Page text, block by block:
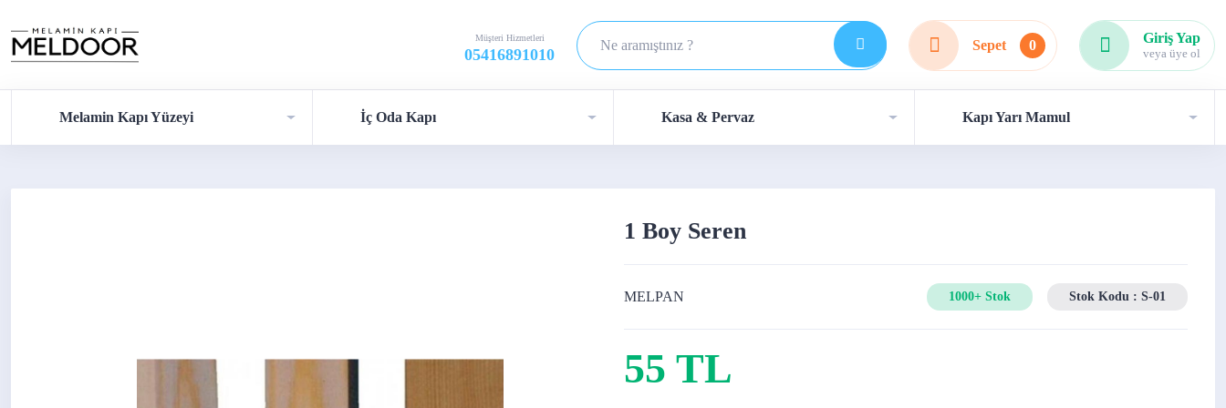
Müşteri Hizmetleri
05416891010 Sepet 0 Giriş Yap
veya üye ol
Melamin Kapı Yüzeyi İç Oda Kapı Kasa & Pervaz Kapı Yarı Mamul
1 Boy Seren
MELPAN 1000+ Stok Stok Kodu : S-01
55 TL